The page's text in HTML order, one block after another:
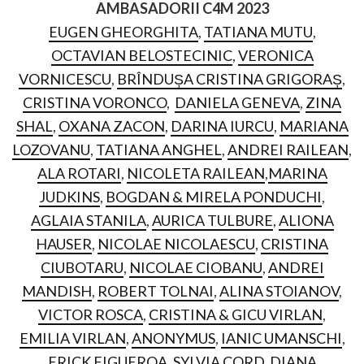
AMBASADORII C4M 2023
EUGEN GHEORGHITA, TATIANA MUTU,
OCTAVIAN BELOSTECINIC,VERONICA
VORNICESCU, BRÎNDUȘA CRISTINA GRIGORAȘ,
CRISTINA VORONCO, DANIELA GENEVA, ZINA
SHAL, OXANA ZACON, DARINA IURCU, MARIANA
LOZOVANU, TATIANA ANGHEL,ANDREI RAILEAN,
ALA ROTARI, NICOLETA RAILEAN,MARINA
JUDKINS, BOGDAN & MIRELA PONDUCHI,
AGLAIA STANILA,AURICA TULBURE,ALIONA
HAUSER, NICOLAE NICOLAESCU, CRISTINA
CIUBOTARU, NICOLAE CIOBANU,ANDREI
MANDISH, ROBERT TOLNAI,ALINA STOIANOV,
VICTOR ROSCA, CRISTINA & GICU VIRLAN,
EMILIA VIRLAN,ANONYMUS, IANIC UMANSCHI,